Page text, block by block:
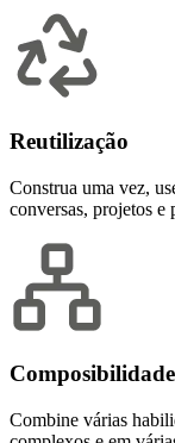
Reutilização
Construa uma vez,
conversas, projetos e
Composibilidade
Combine várias